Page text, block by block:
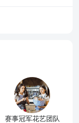
赛事冠军花艺团队